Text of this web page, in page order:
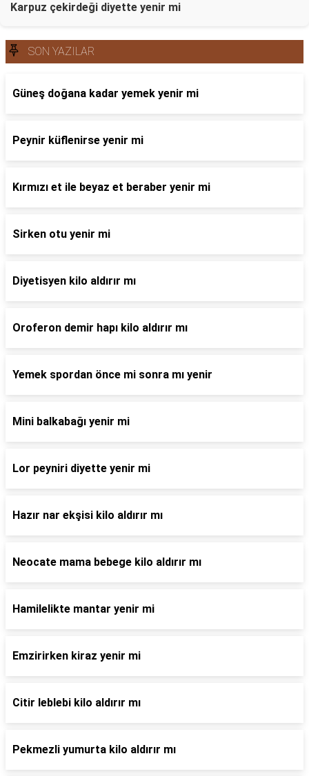
Karpuz çekirdeği diyette yenir mi
SON YAZILAR
Güneş doğana kadar yemek yenir mi
Peynir küflenirse yenir mi
Kırmızı et ile beyaz et beraber yenir mi
Sirken otu yenir mi
Diyetisyen kilo aldırır mı
Oroferon demir hapı kilo aldırır mı
Yemek spordan önce mi sonra mı yenir
Mini balkabağı yenir mi
Lor peyniri diyette yenir mi
Hazır nar ekşisi kilo aldırır mı
Neocate mama bebege kilo aldırır mı
Hamilelikte mantar yenir mi
Emzirirken kiraz yenir mi
Citir leblebi kilo aldırır mı
Pekmezli yumurta kilo aldırır mı